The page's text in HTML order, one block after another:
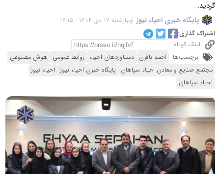
گردید.
پایگاه خبری احیاء نیوز چهارشنبه 17 دی 1404 - 16:15
اشتراک گذاری:
لینک کوتاه
برچسب‌ها: احمد باقری دستاوردهای احیاء روابط عمومی هوش مصنوعی
مجتمع صنایع و معادن احیاء سپاهان پایگاه خبری احیاء نیوز احیاء نیوز
احیاء سپاهان